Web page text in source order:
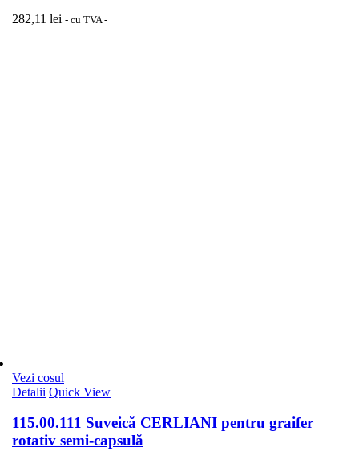
282,11 lei - cu TVA -
Vezi cosul
Detalii Quick View
115.00.111 Suveică CERLIANI pentru graifer
rotativ semi-capsulă